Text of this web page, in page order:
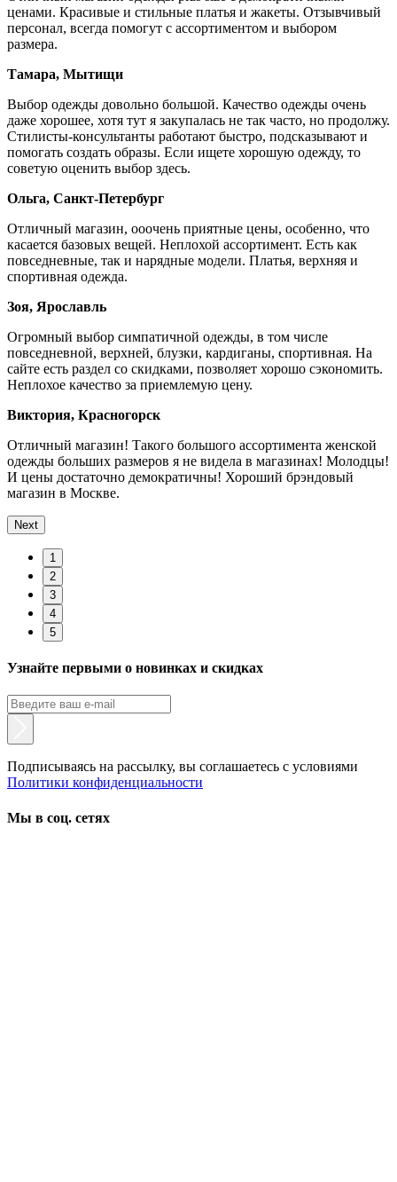
и
На
Next
1
2
3
4
5
Узнайте первыми о новинках и скидках
Подписываясь на рассылку, вы соглашаетесь с условиями
Политики конфиденциальности
Мы в соц. сетях